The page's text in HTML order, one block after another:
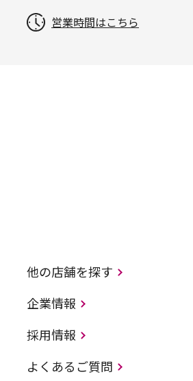
営業時間はこちら
他の店舗を探す
企業情報
採用情報
よくあるご質問